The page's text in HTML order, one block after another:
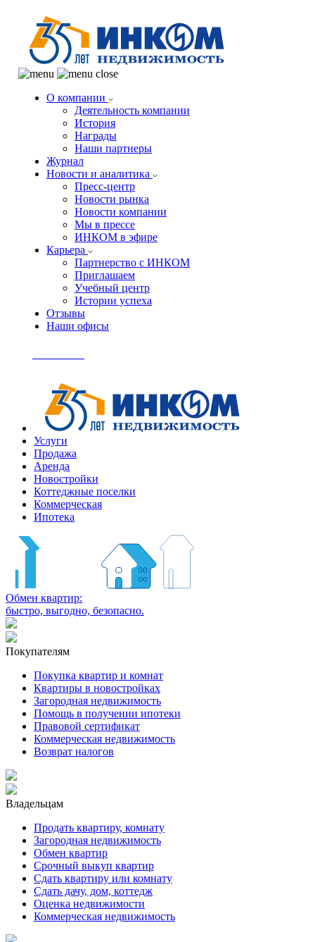
О компании
Деятельность компании
История
Награды
Наши партнеры
Журнал
Новости и аналитика
Пресс-центр
Новости рынка
Новости компании
Мы в прессе
ИНКОМ в эфире
Карьера
Партнерство с ИНКОМ
Приглашаем
Учебный центр
Истории успеха
Отзывы
Наши офисы
Услуги
Продажа
Аренда
Новостройки
Коттеджные поселки
Коммерческая
Ипотека
Обмен квартир:
быстро, выгодно, безопасно.
Покупателям
Покупка квартир и комнат
Квартиры в новостройках
Загородная недвижимость
Помощь в получении ипотеки
Правовой сертификат
Коммерческая недвижимость
Возврат налогов
Владельцам
Продать квартиру, комнату
Загородная недвижимость
Обмен квартир
Срочный выкуп квартир
Сдать квартиру или комнату
Сдать дачу, дом, коттедж
Оценка недвижимости
Коммерческая недвижимость